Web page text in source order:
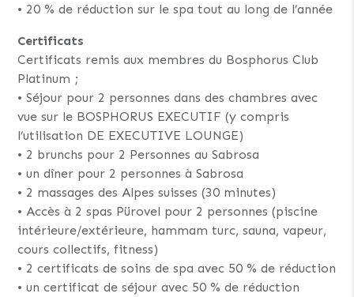
• 20 % de réduction sur le spa tout au long de l’année
Certificats
Certificats remis aux membres du Bosphorus Club
Platinum ;
• Séjour pour 2 personnes dans des chambres avec
vue sur le BOSPHORUS EXECUTIF (y compris
l’utilisation DE EXECUTIVE LOUNGE)
• 2 brunchs pour 2 Personnes au Sabrosa
• un dîner pour 2 personnes à Sabrosa
• 2 massages des Alpes suisses (30 minutes)
• Accès à 2 spas Pürovel pour 2 personnes (piscine
intérieure/extérieure, hammam turc, sauna, vapeur,
cours collectifs, fitness)
• 2 certificats de soins de spa avec 50 % de réduction
• un certificat de séjour avec 50 % de réduction